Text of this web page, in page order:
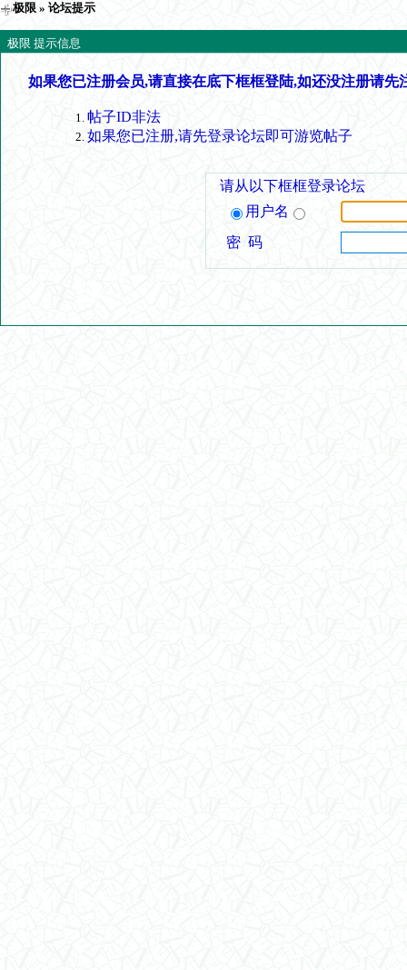
极限 » 论坛提示
极限 提示信息
如果您已注册会员,请直接在底下框框登陆,如还没注册请先
帖子ID非法
如果您已注册,请先登录论坛即可游览帖子
请从以下框框登录论坛
用户名
密 码